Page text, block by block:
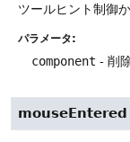
ツールヒント制御
パラメータ:
component - 削
mouseEntered